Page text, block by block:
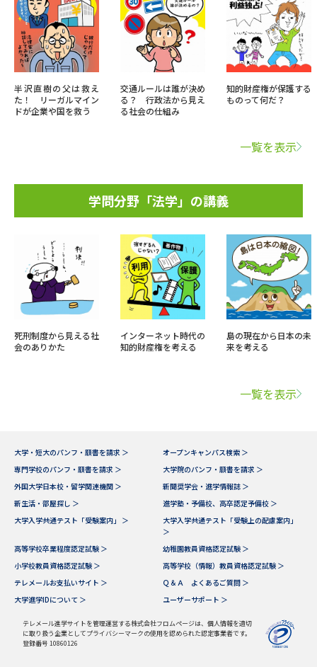
半沢直樹の父は救え
た！ リーガルマイン
ドが企業や国を救う
交通ルールは誰が決め
る？ 行政法から見え
る社会の仕組み
知的財産権が保護する
ものって何だ？
一覧を表示
学問分野「法学」の講義
死刑制度から見える社
会のありかた
インターネット時代の
知的財産権を考える
島の現在から日本の未
来を考える
一覧を表示
大学・短大のパンフ・願書を請求 ＞
オープンキャンパス検索 ＞
専門学校のパンフ・願書を請求 ＞
大学院のパンフ・願書を請求 ＞
外国大学日本校・留学関連機関 ＞
新聞奨学会・進学情報誌 ＞
新生活・部屋探し ＞
進学塾・予備校、高卒認定予備校 ＞
大学入学共通テスト「受験案内」 ＞
大学入学共通テスト「受験上の配慮案内」
＞
高等学校卒業程度認定試験 ＞
幼稚園教員資格認定試験 ＞
小学校教員資格認定試験 ＞
高等学校（情報）教員資格認定試験 ＞
テレメールお支払いサイト ＞
Ｑ＆Ａ よくあるご質問 ＞
大学進学IDについて ＞
ユーザーサポート ＞
テレメール進学サイトを管理運営する株式会社フロムページは、個人情報を適切
に取り扱う企業としてプライバシーマークの使用を認められた認定事業者です。
登録番号 10860126